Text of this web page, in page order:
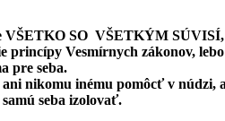
SO VŠETKÝM
Vesmírnych zákonov,
pre seba.
nikomu inému pomôcť v
seba izolovať.